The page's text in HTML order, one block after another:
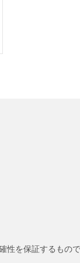
を保証するもの